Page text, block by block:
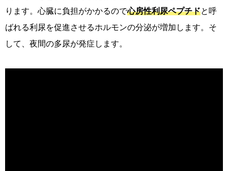
ります。心臓に負担がかかるので心房性利尿ペプチドと呼
ばれる利尿を促進させるホルモンの分泌が増加します。そ
して、夜間の多尿が発症します。